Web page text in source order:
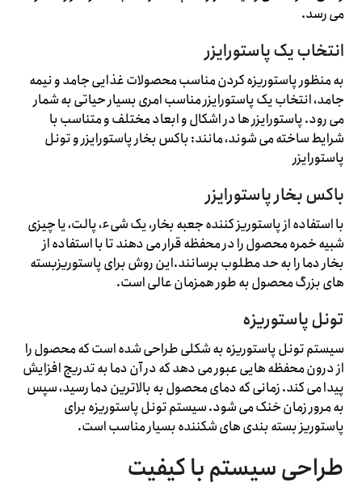
می رسد.
انتخاب یک پاستورایزر
به منظور پاستوریزه کردن مناسب محصولات غذایی جامد و نیمه
جامد، انتخاب یک پاستورایزر مناسب امری بسیار حیاتی به شمار
می رود. پاستورایزر ها در اشکال و ابعاد مختلف و متناسب با
شرایط ساخته می شوند، مانند: باکس بخار پاستورایزر و تونل
پاستورایزر
باکس بخار پاستورایزر
با استفاده از پاستوریز کننده جعبه بخار، یک شیء، پالت، یا چیزی
شبیه خمره محصول را در محفظه قرار می دهند تا با استفاده از
بخار دما را به حد مطلوب برسانند.این روش برای پاستوریزبسته
های بزرگ محصول به طور همزمان عالی است.
تونل پاستوریزه
سیستم تونل پاستوریزه به شکلی طراحی شده است که محصول را
از درون محفظه هایی عبور می دهد که در آن دما به تدریج افزایش
پیدا می کند. زمانی که دمای محصول به بالاترین دما رسید، سپس
به مرور زمان خنک می شود. سیستم تونل پاستوریزه برای
پاستوریز بسته بندی های شکننده بسیار مناسب است.
طراحی سیستم با کیفیت